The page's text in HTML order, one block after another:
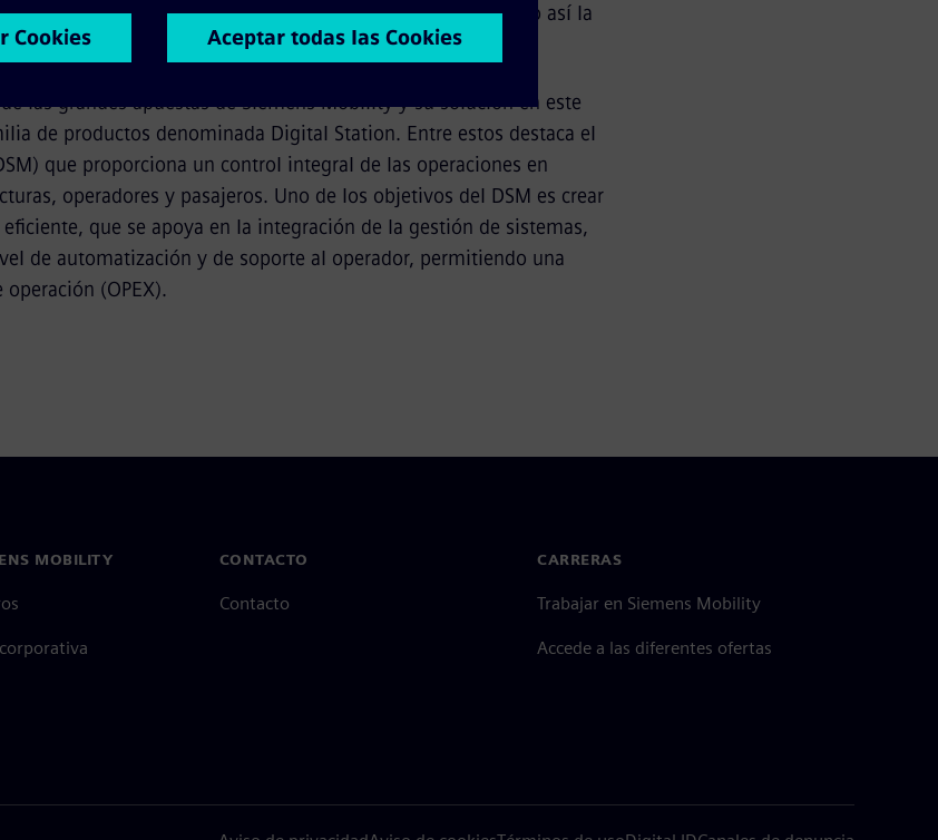
información, la coordinación y la interacción; permitiendo así la
integrado en el puesto de mando.
las grandes apuestas de Siemens Mobility y su solución en este
de productos denominada Digital Station. Entre estos destaca el
que proporciona un control integral de las operaciones en
operadores y pasajeros. Uno de los objetivos del DSM es crear
que se apoya en la integración de la gestión de sistemas,
de automatización y de soporte al operador, permitiendo una
(OPEX).
MOBILITY CONTACTO
Contacto
CARRERAS
Trabajar en Siemens Mobility
Accede a las diferentes ofertas